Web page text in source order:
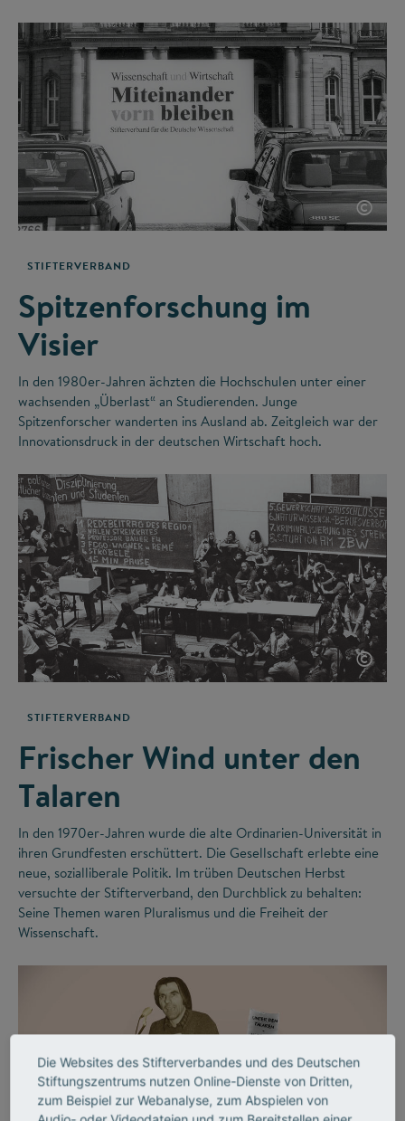
©
STIFTERVERBAND
Spitzenforschung im
Visier
In den 1980er-Jahren ächzten die Hochschulen unter einer
wachsenden „Überlast“ an Studierenden. Junge
Spitzenforscher wanderten ins Ausland ab. Zeitgleich war der
Innovationsdruck in der deutschen Wirtschaft hoch.
©
STIFTERVERBAND
Frischer Wind unter den
Talaren
In den 1970er-Jahren wurde die alte Ordinarien-Universität in
ihren Grundfesten erschüttert. Die Gesellschaft erlebte eine
neue, sozialliberale Politik. Im trüben Deutschen Herbst
versuchte der Stifterverband, den Durchblick zu behalten:
Seine Themen waren Pluralismus und die Freiheit der
Wissenschaft.
Die Websites des Stifterverbandes und des Deutschen
Stiftungszentrums nutzen Online-Dienste von Dritten,
zum Beispiel zur Webanalyse, zum Abspielen von